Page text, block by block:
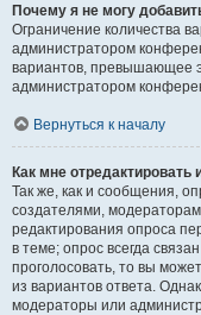
Почему я не могу
Ограничение количества
администратором
вариантов, превышающее
администратором
Вернуться к началу
Как мне отредактировать
Так же, как и сообщения,
создателями,
редактирования опроса
в теме; опрос всегда
проголосовать, то вы
из вариантов ответа.
модераторы или